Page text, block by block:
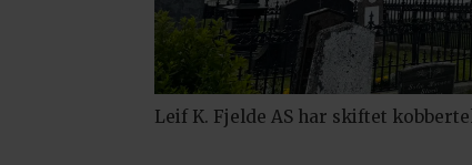
Leif K. Fjelde AS har skiftet